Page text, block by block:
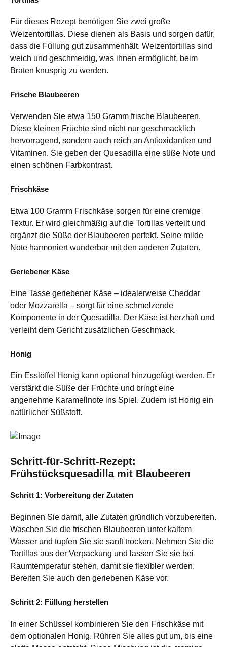
Für dieses Rezept benötigen Sie zwei große
Weizentortillas. Diese dienen als Basis und sorgen dafür,
dass die Füllung gut zusammenhält. Weizentortillas sind
weich und geschmeidig, was ihnen ermöglicht, beim
Braten knusprig zu werden.
Frische Blaubeeren
Verwenden Sie etwa 150 Gramm frische Blaubeeren.
Diese kleinen Früchte sind nicht nur geschmacklich
hervorragend, sondern auch reich an Antioxidantien und
Vitaminen. Sie geben der Quesadilla eine süße Note und
einen schönen Farbkontrast.
Frischkäse
Etwa 100 Gramm Frischkäse sorgen für eine cremige
Textur. Er wird gleichmäßig auf die Tortillas verteilt und
ergänzt die Süße der Blaubeeren perfekt. Seine milde
Note harmoniert wunderbar mit den anderen Zutaten.
Geriebener Käse
Eine Tasse geriebener Käse – idealerweise Cheddar
oder Mozzarella – sorgt für eine schmelzende
Komponente in der Quesadilla. Der Käse ist herzhaft und
verleiht dem Gericht zusätzlichen Geschmack.
Honig
Ein Esslöffel Honig kann optional hinzugefügt werden. Er
verstärkt die Süße der Früchte und bringt eine
angenehme Karamellnote ins Spiel. Zudem ist Honig ein
natürlicher Süßstoff.
Schritt-für-Schritt-Rezept:
Frühstücksquesadilla mit Blaubeeren
Schritt 1: Vorbereitung der Zutaten
Beginnen Sie damit, alle Zutaten gründlich vorzubereiten.
Waschen Sie die frischen Blaubeeren unter kaltem
Wasser und tupfen Sie sie sanft trocken. Nehmen Sie die
Tortillas aus der Verpackung und lassen Sie sie bei
Raumtemperatur stehen, damit sie flexibler werden.
Bereiten Sie auch den geriebenen Käse vor.
Schritt 2: Füllung herstellen
In einer Schüssel kombinieren Sie den Frischkäse mit
dem optionalen Honig. Rühren Sie alles gut um, bis eine